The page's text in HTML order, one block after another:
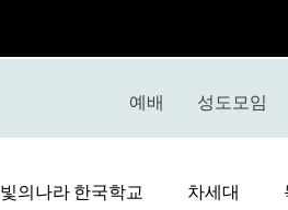
예배 성도모임
빛의나라 한국학교 차세대